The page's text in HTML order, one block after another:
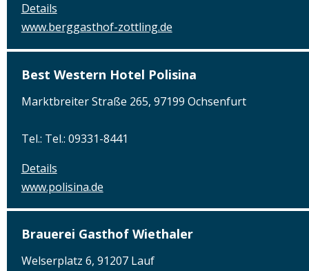
Details
www.berggasthof-zottling.de
Best Western Hotel Polisina
Marktbreiter Straße 265, 97199 Ochsenfurt
Tel.: Tel.: 09331-8441
Details
www.polisina.de
Brauerei Gasthof Wiethaler
Welserplatz 6, 91207 Lauf